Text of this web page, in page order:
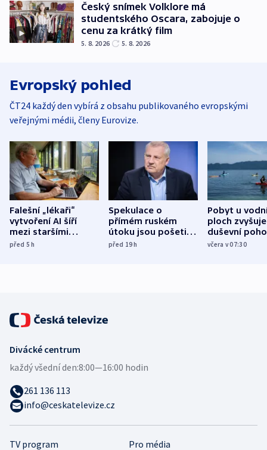
Český snímek Volklore má
studentského Oscara, zabojuje o
cenu za krátký film
5. 8. 2026 5. 8. 2026
Evropský pohled
ČT24 každý den vybírá z obsahu publikovaného evropskými
veřejnými médii, členy Eurovize.
Falešní „lékaři“
vytvoření AI šíří
mezi staršími
Poláky nebezpečné
před 5h
Spekulace o
přímém ruském
útoku jsou pošetilé,
míní estonský
před 19h
Pobyt u
ploch zvyšuje
duševní
ukázala
včera v 07:30
TV program Pro média
Divácké centrum
každý všední den:8:00—16:00 hodin
261 136 113
info@ceskatelevize.cz